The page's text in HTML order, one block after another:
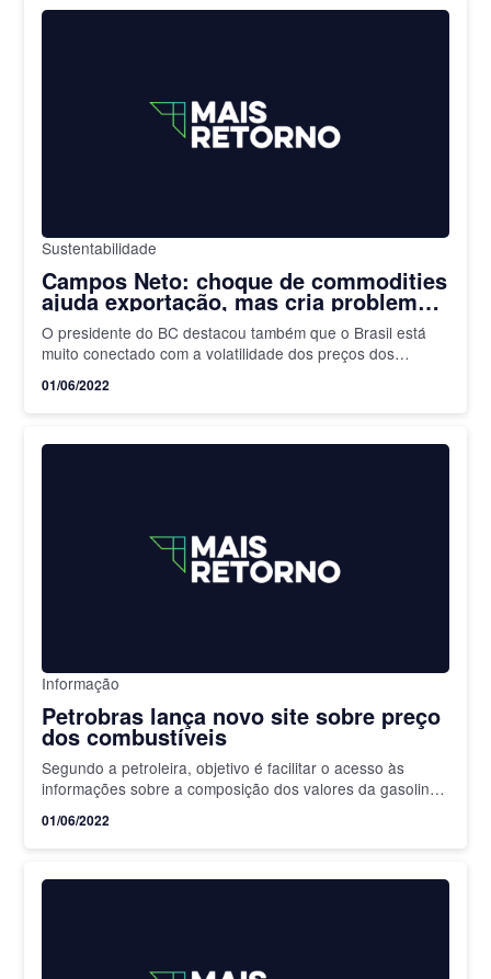
Sustentabilidade
Campos Neto: choque de commodities
ajuda exportação, mas cria problema
social
O presidente do BC destacou também que o Brasil está
muito conectado com a volatilidade dos preços dos
01/06/2022
Informação
Petrobras lança novo site sobre preço
dos combustíveis
Segundo a petroleira, objetivo é facilitar o acesso às
informações sobre a composição dos valores da gasolina,
01/06/2022